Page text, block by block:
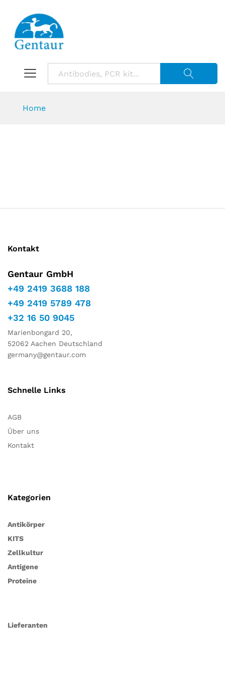
Home
Kontakt
Gentaur GmbH
+49 2419 3688 188
+49 2419 5789 478
+32 16 50 9045
Marienbongard 20,
52062 Aachen Deutschland
germany@gentaur.com
Schnelle Links
AGB
Über uns
Kontakt
Kategorien
Antikörper
KITS
Zellkultur
Antigene
Proteine
Lieferanten